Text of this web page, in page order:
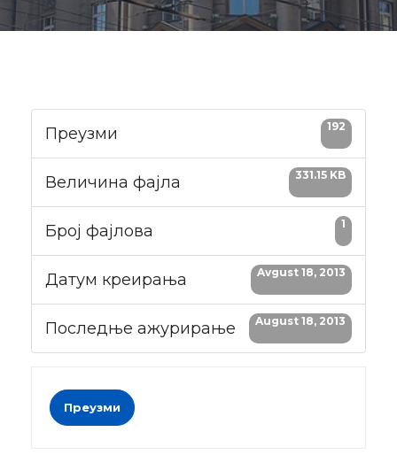
Преузми 192
Величина фајла 331.15 KB
Број фајлова 1
Датум креирања Avgust 18, 2013
Последње ажурирање August 18, 2013
Преузми